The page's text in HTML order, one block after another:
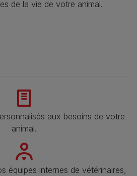
de la vie de votre animal.​
aux besoins de votre
animal​.
équipes internes de vétérinaires,